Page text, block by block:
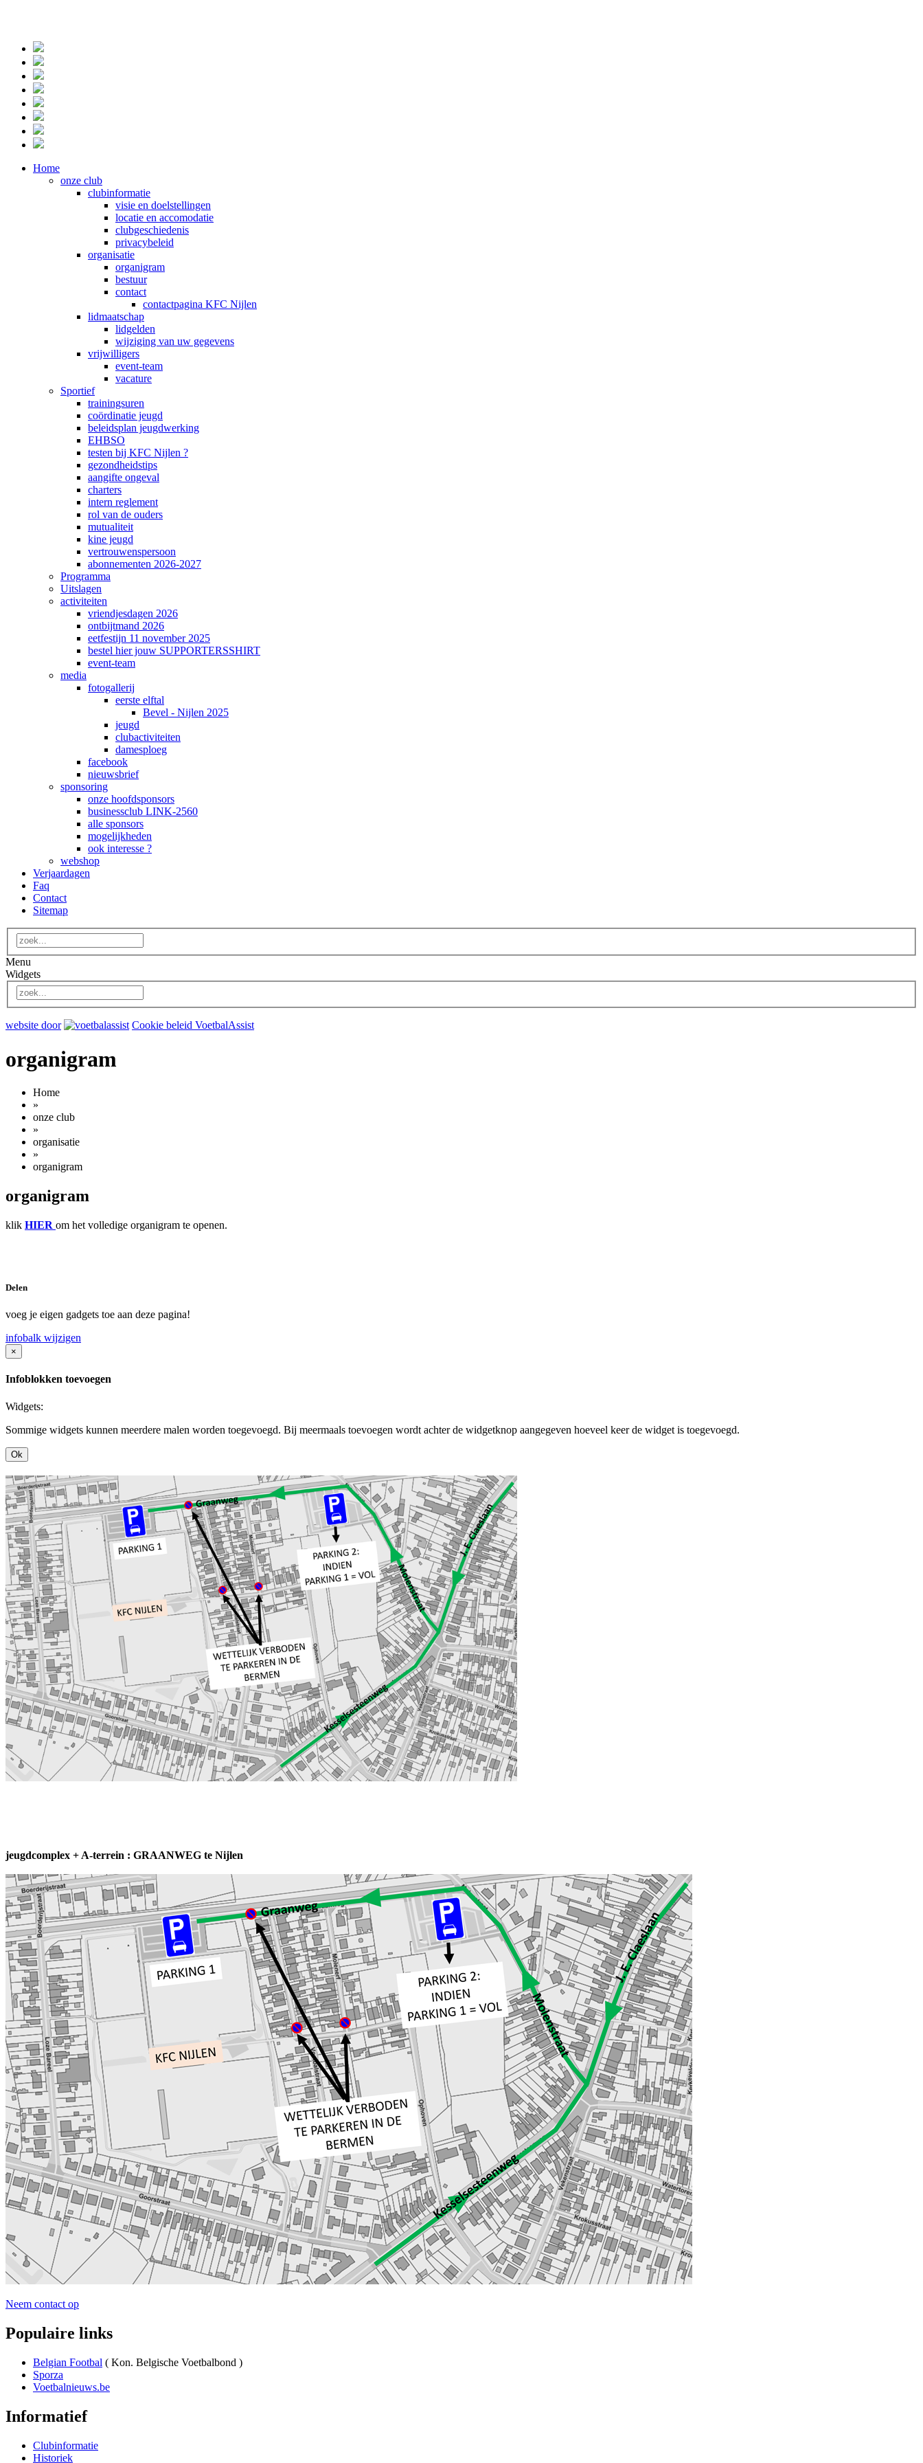
Home
onze club
clubinformatie
visie en doelstellingen
locatie en accomodatie
clubgeschiedenis
privacybeleid
organisatie
organigram
bestuur
contact
contactpagina KFC Nijlen
lidmaatschap
lidgelden
wijziging van uw gegevens
vrijwilligers
event-team
vacature
Sportief
trainingsuren
coördinatie jeugd
beleidsplan jeugdwerking
EHBSO
testen bij KFC Nijlen ?
gezondheidstips
aangifte ongeval
charters
intern reglement
rol van de ouders
mutualiteit
kine jeugd
vertrouwenspersoon
abonnementen 2026-2027
Programma
Uitslagen
activiteiten
vriendjesdagen 2026
ontbijtmand 2026
eetfestijn 11 november 2025
bestel hier jouw SUPPORTERSSHIRT
event-team
media
fotogallerij
eerste elftal
Bevel - Nijlen 2025
jeugd
clubactiviteiten
damesploeg
facebook
nieuwsbrief
sponsoring
onze hoofdsponsors
businessclub LINK-2560
alle sponsors
mogelijkheden
ook interesse ?
webshop
Verjaardagen
Faq
Contact
Sitemap
Menu
Widgets
website door Cookie beleid VoetbalAssist
organigram
Home
»
onze club
»
organisatie
»
organigram
organigram
klik HIER om het volledige organigram te openen.
Delen
voeg je eigen gadgets toe aan deze pagina!
infobalk wijzigen
×
Infoblokken toevoegen
Widgets:
Sommige widgets kunnen meerdere malen worden toegevoegd. Bij meermaals toevoegen wordt achter de widgetknop aangegeven hoeveel keer de widget is toegevoegd.
Ok
jeugdcomplex + A-terrein : GRAANWEG te Nijlen
Neem contact op
Populaire links
Belgian Footbal ( Kon. Belgische Voetbalbond )
Sporza
Voetbalnieuws.be
Informatief
Clubinformatie
Historiek